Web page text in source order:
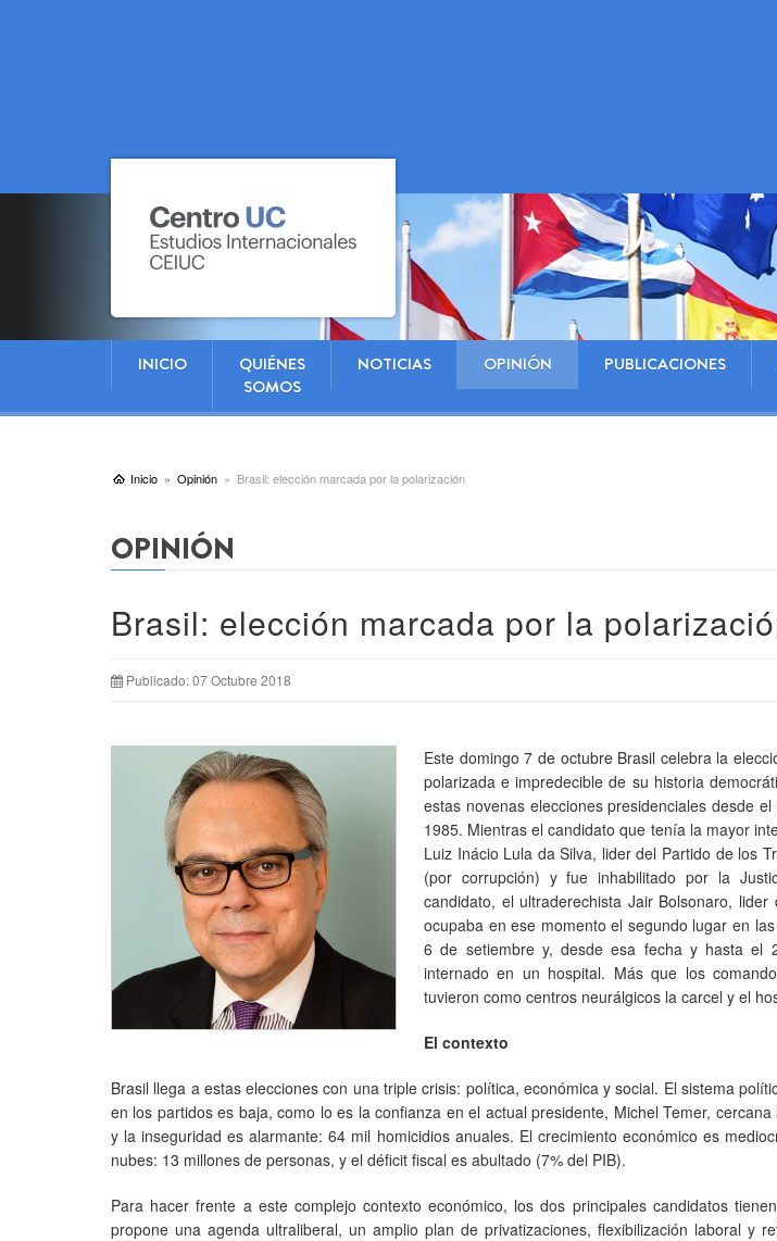
INICIO
QUIÉNES
SOMOS
NOTICIAS OPINIÓN PUBLICACIONES
Inicio Opinión Brasil: elección marcada por la polarización
OPINIÓN
Brasil: elección marcada por la
Publicado: 07 Octubre 2018
Este domingo 7 de octubre Brasil celebra la
polarizada e impredecible de su historia
estas novenas elecciones presidenciales desde
1985. Mientras el candidato que tenía la mayor
Luiz Inácio Lula da Silva, lider del Partido de los
(por corrupción) y fue inhabilitado por la
candidato, el ultraderechista Jair Bolsonaro,
ocupaba en ese momento el segundo lugar en
6 de setiembre y, desde esa fecha y hasta el
internado en un hospital. Más que los
tuvieron como centros neurálgicos la carcel y el
El contexto
Brasil llega a estas elecciones con una triple crisis: política, económica y social. El sistema
en los partidos es baja, como lo es la confianza en el actual presidente, Michel Temer,
y la inseguridad es alarmante: 64 mil homicidios anuales. El crecimiento económico es
nubes: 13 millones de personas, y el déficit fiscal es abultado (7% del PIB).
Para hacer frente a este complejo contexto económico, los dos principales candidatos
propone una agenda ultraliberal, un amplio plan de privatizaciones, flexibilización laboral y